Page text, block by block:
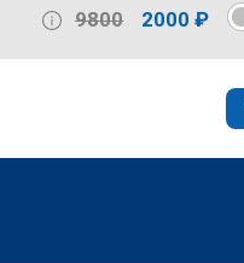
9800 2000 ₽